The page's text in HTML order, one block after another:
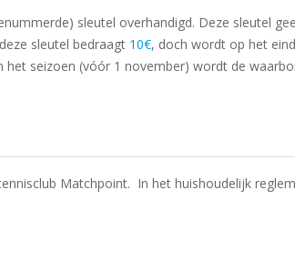
sleutel overhandigd. Deze sleutel
sleutel bedraagt 10€, doch wordt op het
seizoen (vóór 1 november) wordt de
Matchpoint. In het huishoudelijk